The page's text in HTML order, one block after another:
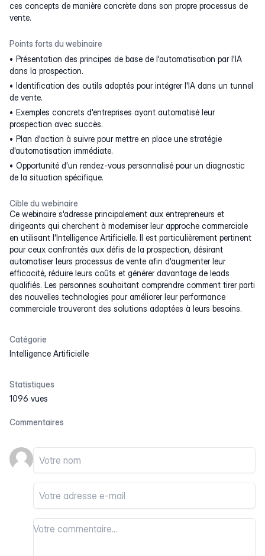
ces concepts de manière concrète dans son propre processus de
vente.
Points forts du webinaire
Présentation des principes de base de l'automatisation par l'IA
dans la prospection.
Identification des outils adaptés pour intégrer l'IA dans un tunnel
de vente.
Exemples concrets d'entreprises ayant automatisé leur
prospection avec succès.
Plan d'action à suivre pour mettre en place une stratégie
d'automatisation immédiate.
Opportunité d'un rendez-vous personnalisé pour un diagnostic
de la situation spécifique.
Cible du webinaire
Ce webinaire s'adresse principalement aux entrepreneurs et
dirigeants qui cherchent à moderniser leur approche commerciale
en utilisant l'Intelligence Artificielle. Il est particulièrement pertinent
pour ceux confrontés aux défis de la prospection, désirant
automatiser leurs processus de vente afin d'augmenter leur
efficacité, réduire leurs coûts et générer davantage de leads
qualifiés. Les personnes souhaitant comprendre comment tirer parti
des nouvelles technologies pour améliorer leur performance
commerciale trouveront des solutions adaptées à leurs besoins.
Catégorie
Intelligence Artificielle
Statistiques
1096 vues
Commentaires
Votre nom
Votre email
Votre commentaire
Votre commentaire